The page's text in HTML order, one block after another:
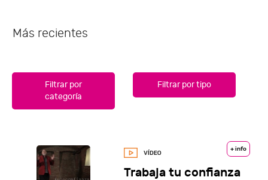
Más recientes
Filtrar por
categoría
Filtrar por tipo
+ info
Trabaja tu confianza